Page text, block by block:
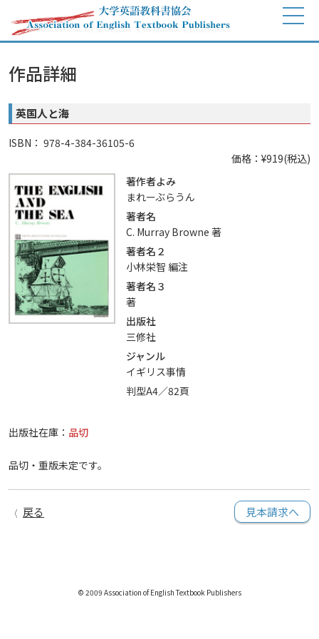
作品詳細
英国人と海
ISBN： 978-4-384-36105-6
価格：¥919(税込)
著作者よみ
まれーぶらうん
著者名
C. Murray Browne 著
著者名２
小林栄智 編注
著者名３
著
出版社
三修社
ジャンル
イギリス事情
判型A4／82頁
出版社在庫： 品切
品切・重版未定です。
戻る 見本請求へ
© 2009 Association of English Textbook Publishers